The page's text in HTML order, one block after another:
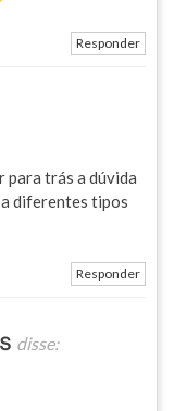
Responder
para trás a dúvida
diferentes tipos
Responder
disse: